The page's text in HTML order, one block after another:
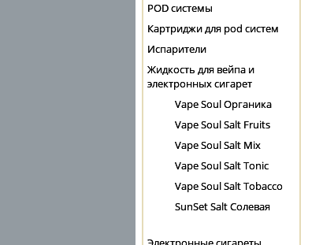
POD системы
Картриджи для pod систем
Испарители
Жидкость для вейпа и
электронных сигарет
Vape Soul Органика
Vape Soul Salt Fruits
Vape Soul Salt Mix
Vape Soul Salt Tonic
Vape Soul Salt Tobacco
SunSet Salt Солевая